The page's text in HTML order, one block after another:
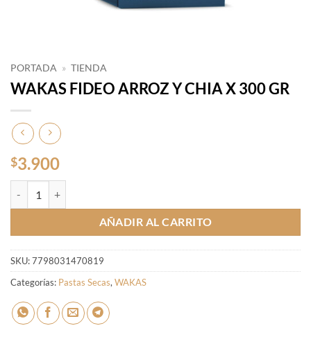
PORTADA » TIENDA
WAKAS FIDEO ARROZ Y CHIA X 300 GR
$3.900
AÑADIR AL CARRITO
SKU:7798031470819
Categorías: Pastas Secas,WAKAS